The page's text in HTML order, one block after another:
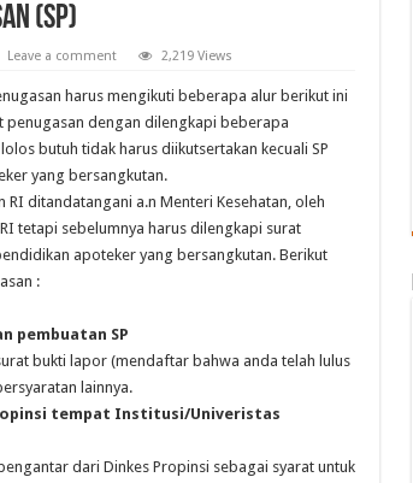
(SP)
Leave a comment 2,219 Views
harus mengikuti beberapa alur berikut ini
dengan dilengkapi beberapa
butuh tidak harus diikutsertakan kecuali SP
yang bersangkutan.
ditandatangani a.n Menteri Kesehatan, oleh
tetapi sebelumnya harus dilengkapi surat
apoteker yang bersangkutan. Berikut
:
pembuatan SP
bukti lapor (mendaftar bahwa anda telah lulus
lainnya.
tempat Institusi/Univeristas
dari Dinkes Propinsi sebagai syarat untuk